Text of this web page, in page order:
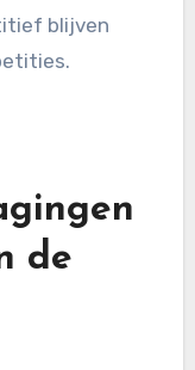
om
van
blijven